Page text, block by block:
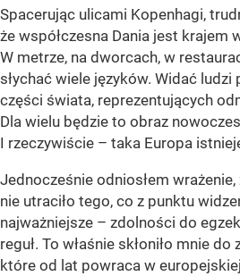
Spacerując ulicami Kopenhagi,
że współczesna Dania jest krajem
W metrze, na dworcach, w
słychać wiele języków. Widać
części świata, reprezentujących
Dla wielu będzie to obraz
I rzeczywiście – taka Europa
Jednocześnie odniosłem
nie utraciło tego, co z punktu
najważniejsze – zdolności do
reguł. To właśnie skłoniło mnie
które od lat powraca w